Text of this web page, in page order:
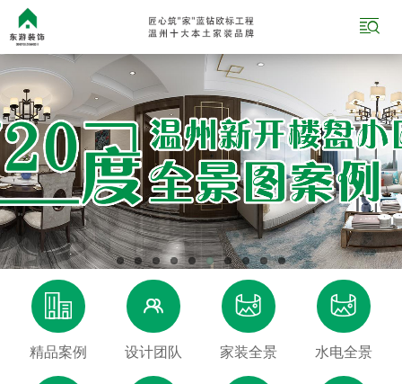


精品案例

设计团队

家装全景

水电全景